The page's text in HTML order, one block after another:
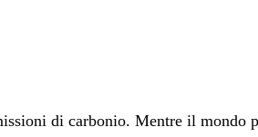
di carbonio. Mentre il mondo